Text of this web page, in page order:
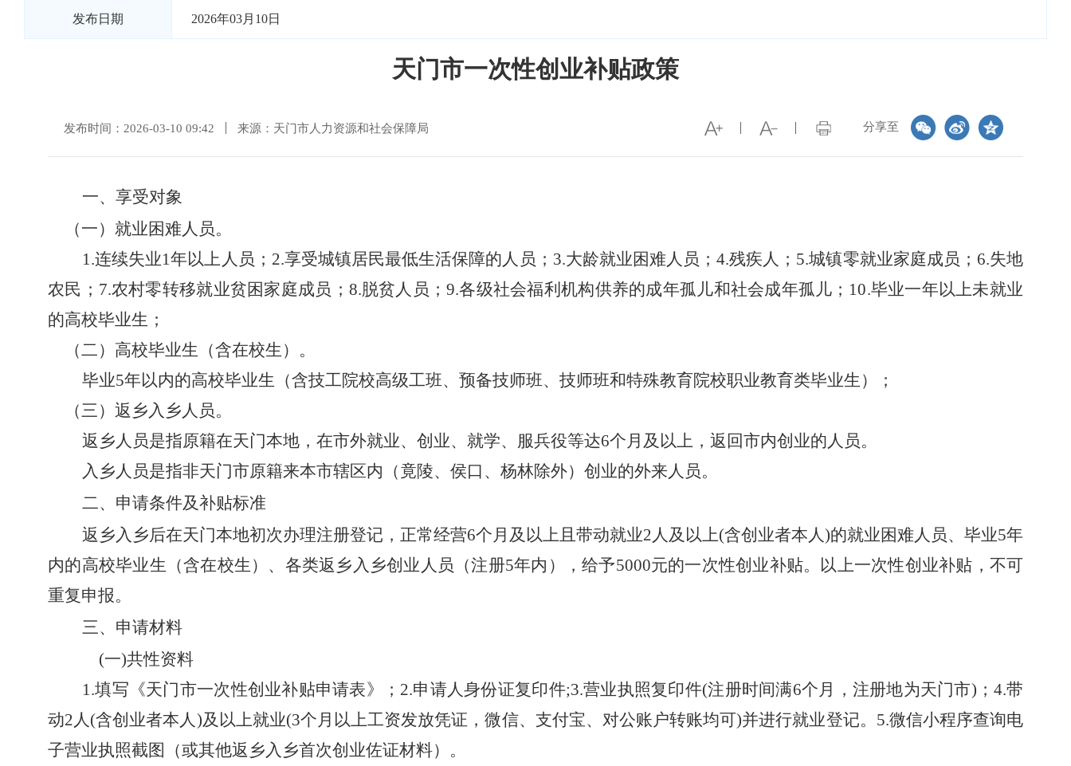
发布日期 2026年03月10日
天门市一次性创业补贴政策
分享至
发布时间：2026-03-10 09:42 来源：天门市人力资源和社会保障局
一、享受对象
（一） 就业困难人员。
1.连续失业1年以上人员；2.享受城镇居民最低生活保障的人员； 3.大龄就业困难人员；4.残疾人； 5.城镇零就业家庭成员 ； 6.失地
农民； 7.农村零转移就业贫困家庭成员；8.脱贫人员； 9.各级社会福利机构供养的成年孤儿和社会成年孤儿；10.毕业一年以上未就业
的高校毕业生；
（二） 高校毕业生 （含在校生 ）。
毕业5年以内的高校毕业生（含技工院校高级工班、预备技师班、技师班和特殊教育院校职业教育类毕业生）；
（三） 返 乡入乡人员。
返乡人员是指原籍在天门本地，在市外就业、创业、就学、服兵役等达6个月及以上，返回市内创业的人员。
入乡人员是指非天门市原籍来本市辖区内（竟陵、侯口、杨林除外）创业的外来人员。
二、申请条件及补贴标准
返乡入乡后在天门本地初次办理注册登记，正常经营6个月及以上且带动就业2人及以上(含创业者本人)的就业困难人员、毕业5年
内的高校毕业生 （含在校生） 、各类返乡 入乡创业人员（注册5年内），给予5000元的一次性创业补贴。以上一次性创业补贴，不可
重复申报。
三、申请材料
(一)共性资料
1.填写 《天门市一次性创业补贴申请表》； 2.申请人身份证复印件;3.营业执照复印件(注册时间满6个月，注册地为天门市) ； 4.带
动2人(含创业者本人)及 以上就业(3个月以上工资发放凭证 ，微信、支付宝、对公账户转账均可)并进行就业登记。 5.微信小程序查询电
子营业执照截图（或其他返乡入乡首次创业佐证材料）。